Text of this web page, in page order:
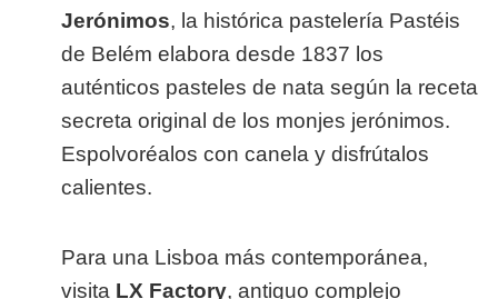
Jerónimos, la histórica pastelería Pastéis
de Belém elabora desde 1837 los
auténticos pasteles de nata según la receta
secreta original de los monjes jerónimos.
Espolvoréalos con canela y disfrútalos
calientes.
Para una Lisboa más contemporánea,
visita LX Factory, antiguo complejo